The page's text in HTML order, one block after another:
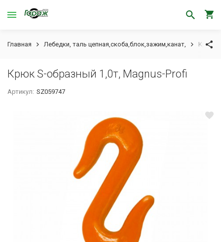
Главная Лебедки, таль цепная,скоба,блок,зажим,канат, Крюк
Крюк S-образный 1,0т, Magnus-Profi
Артикул: SZ059747